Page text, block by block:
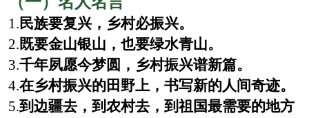
1.民族要复兴，乡村必振兴。
2.既要金山银山，也要绿水青山。
3.千年夙愿今梦圆，乡村振兴谱新篇。
4.在乡村振兴的田野上，书写新的人间奇迹。
5.到边疆去，到农村去，到祖国最需要的地方